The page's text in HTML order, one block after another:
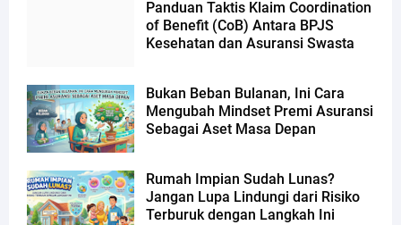
Panduan Taktis Klaim Coordination
of Benefit (CoB) Antara BPJS
Kesehatan dan Asuransi Swasta
Bukan Beban Bulanan, Ini Cara
Mengubah Mindset Premi Asuransi
Sebagai Aset Masa Depan
Rumah Impian Sudah Lunas?
Jangan Lupa Lindungi dari Risiko
Terburuk dengan Langkah Ini